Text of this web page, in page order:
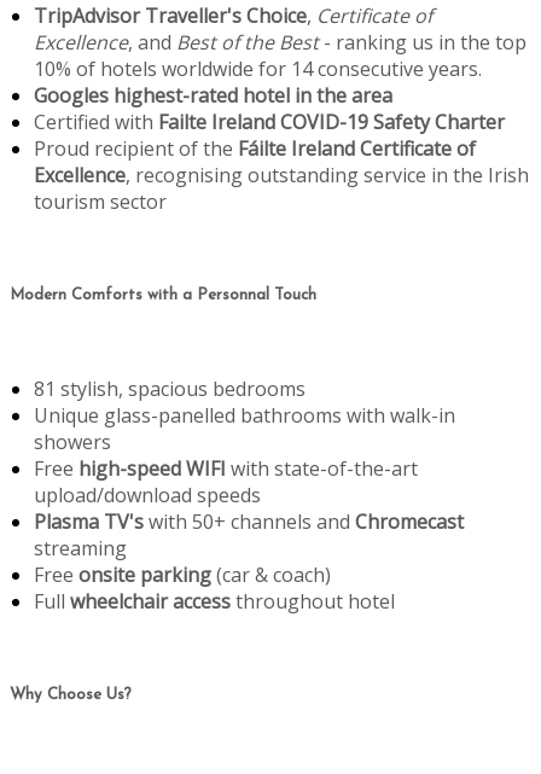
TripAdvisor Traveller's Choice, Certificate of
Excellence, and Best of the Best- ranking us in the top
10% of hotels worldwide for 14 consecutive years.
Googles highest-rated hotel in the area
Certified with Failte Ireland COVID-19 Safety Charter
Proud recipient of the Fáilte Ireland Certificate of
Excellence, recognising outstanding service in the Irish
tourism sector
Modern Comforts with a Personnal Touch
81 stylish, spacious bedrooms
Unique glass-panelled bathrooms with walk-in
showers
Free high-speed WIFI with state-of-the-art
upload/download speeds
Plasma TV'swith 50+ channels and Chromecast
streaming
Free onsite parking(car & coach)
Full wheelchair accessthroughout hotel
Why Choose Us?